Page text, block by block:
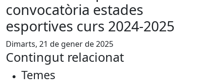
convocatòria estades
esportives curs 2024-2025
Dimarts, 21 de gener de 2025
Contingut relacionat
Temes